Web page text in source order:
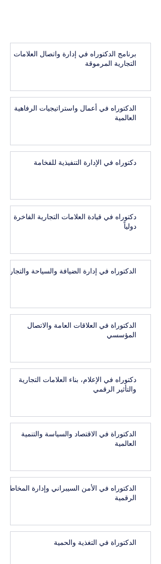
برنامج الدكتوراه في إدارة واتصال العلامات
التجارية المرموقة
الدكتوراه في أعمال واستراتيجيات الرفاهية
العالمية
دكتوراه في الإدارة التنفيذية للفخامة
دكتوراه في قيادة العلامات التجارية الفاخرة
دولياً
الدكتوراه في إدارة الضيافة والسياحة والتجارب
الدكتوراة في العلاقات العامة والاتصال
المؤسسي
دكتوراه في الإعلام، بناء العلامات التجارية
والتأثير الرقمي
الدكتوراة في الاقتصاد والسياسة والتنمية
العالمية
الدكتوراه في الأمن السيبراني وإدارة المخاطر
الرقمية
الدكتوراة في التغذية والحمية